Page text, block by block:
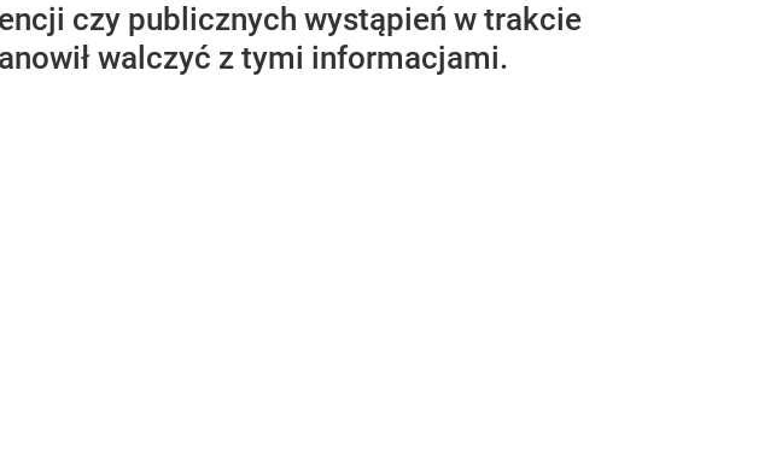
czy publicznych wystąpień w trakcie
walczyć z tymi informacjami.